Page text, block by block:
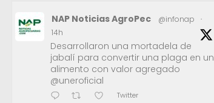
NAP Noticias AgroPec @infonap
·
14h
Desarrollaron una mortadela de
jabalí para convertir una plaga en un
alimento con valor agregado
@uneroficial
Twitter